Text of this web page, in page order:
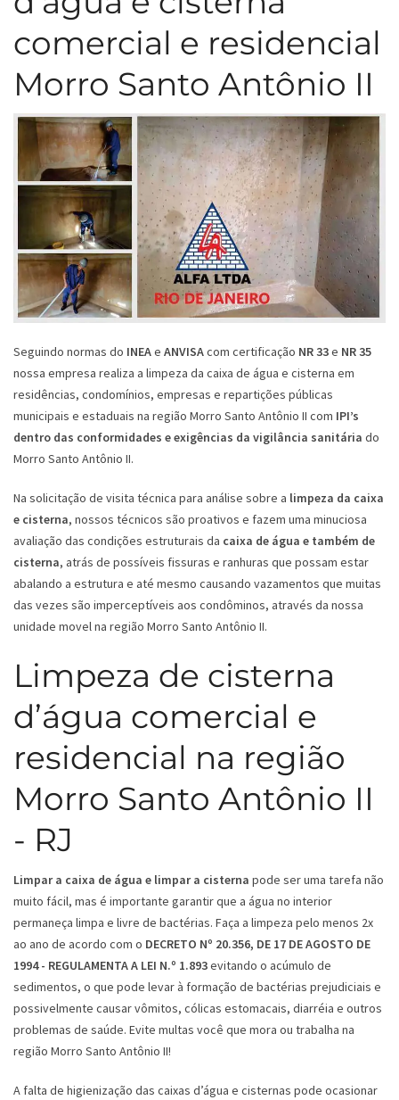
comercial e residencial
Morro Santo Antônio II
Seguindo normas do INEAe ANVISAcom certificação NR 33e NR 35
nossa empresa realiza a limpeza da caixa de água e cisterna em
residências, condomínios, empresas e repartições públicas
municipais e estaduais na região Morro Santo Antônio II com IPI’s
dentro das conformidades e exigências da vigilância sanitária do
Morro Santo Antônio II.
Na solicitação de visita técnica para análise sobre a limpeza da caixa
e cisterna, nossos técnicos são proativos e fazem uma minuciosa
avaliação das condições estruturais da caixa de água e também de
cisterna, atrás de possíveis fissuras e ranhuras que possam estar
abalando a estrutura e até mesmo causando vazamentos que muitas
das vezes são imperceptíveis aos condôminos, através da nossa
unidade movel na região Morro Santo Antônio II.
Limpeza de cisterna
d’água comercial e
residencial na região
Morro Santo Antônio II
- RJ
Limpar a caixa de água e limpar a cisterna pode ser uma tarefa não
muito fácil, mas é importante garantir que a água no interior
permaneça limpa e livre de bactérias. Faça a limpeza pelo menos 2x
ao ano de acordo com o DECRETO Nº 20.356, DE 17 DE AGOSTO DE
1994 - REGULAMENTA A LEI N.º 1.893evitando o acúmulo de
sedimentos, o que pode levar à formação de bactérias prejudiciais e
possivelmente causar vômitos, cólicas estomacais, diarréia e outros
problemas de saúde. Evite multas você que mora ou trabalha na
região Morro Santo Antônio II!
A falta de higienização das caixas d’água e cisternas pode ocasionar